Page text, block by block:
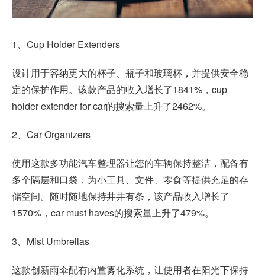
1、Cup Holder Extenders
设计用于容纳更大的杯子、瓶子和玻璃杯，并提供安全稳
定的保护作用。该款产品的收入增长了1841%，cup
holder extender for car的搜索量上升了2462%。
2、Car Organizers
使用这款多功能汽车整理器让您的车辆保持整洁，配备有
多个隔层和口袋，为小工具、文件、零食等提供充足的存
储空间。随时随地保持井井有条，该产品收入增长了
1570%，car must haves的搜索量上升了479%。
3、Mist Umbrellas
这款创新雨伞配有内置雾化系统，让使用者在阳光下保持